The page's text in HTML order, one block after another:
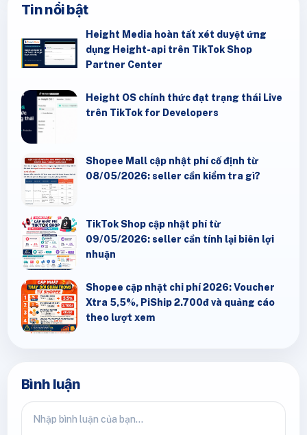
Tin nổi bật
Height Media hoàn tất xét duyệt ứng
dụng Height-api trên TikTok Shop
Partner Center
Height OS chính thức đạt trạng thái Live
trên TikTok for Developers
Shopee Mall cập nhật phí cố định từ
08/05/2026: seller cần kiểm tra gì?
TikTok Shop cập nhật phí từ
09/05/2026: seller cần tính lại biên lợi
nhuận
Shopee cập nhật chi phí 2026: Voucher
Xtra 5,5%, PiShip 2.700đ và quảng cáo
theo lượt xem
Bình luận